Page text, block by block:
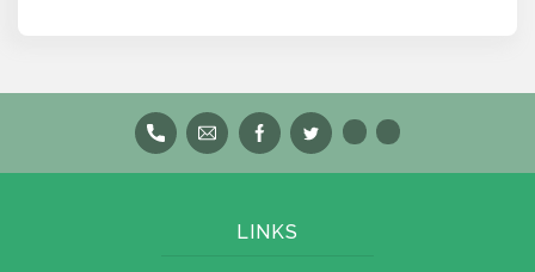
LINKS